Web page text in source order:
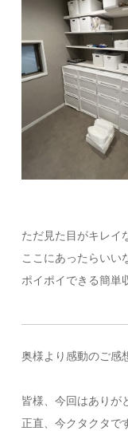
ただ見た目がキレイ
ここにあったらいい
ポイポイできる簡単
奥様より感動のご感
皆様、今回はありが
正直、今クタクタで